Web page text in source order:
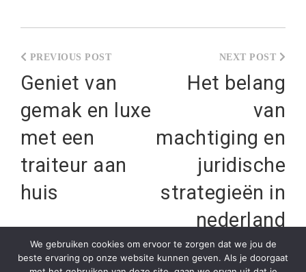
navigation
Geniet van
gemak en luxe
met een
traiteur aan
huis
Het belang
van
machtiging en
juridische
strategieën in
nederland
We gebruiken cookies om ervoor te zorgen dat we jou de
beste ervaring op onze website kunnen geven. Als je doorgaat